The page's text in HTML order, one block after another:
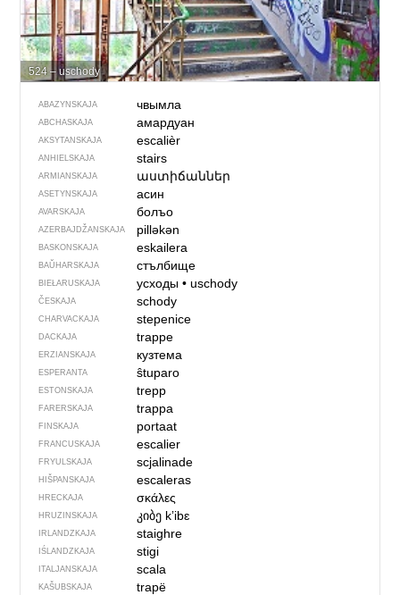
524 – uschody
ABAZYNSKAJA чвымла
ABCHASKAJA амардуан
AKSYTANSKAJA escalièr
ANHIELSKAJA stairs
ARMIANSKAJA աստիճաններ
ASETYNSKAJA асин
AVARSKAJA болъо
AZERBAJDŽAN­SKAJA pilləkən
BASKONSKAJA eskailera
BAŬHARSKAJA стълбище
BIEŁARUSKAJA усходы• uschody
ČESKAJA schody
CHARVACKAJA stepenice
DACKAJA trappe
ERZIANSKAJA кузтема
ESPERANTA ŝtuparo
ESTONSKAJA trepp
FARERSKAJA trappa
FINSKAJA portaat
FRANCUSKAJA escalier
FRYULSKAJA scjalinade
HIŠPANSKAJA escaleras
HRECKAJA σκάλες
HRUZINSKAJA კიბე kʼibɛ
IRLANDZKAJA staighre
IŚLANDZKAJA stigi
ITALJANSKAJA scala
KAŠUBSKAJA trapë